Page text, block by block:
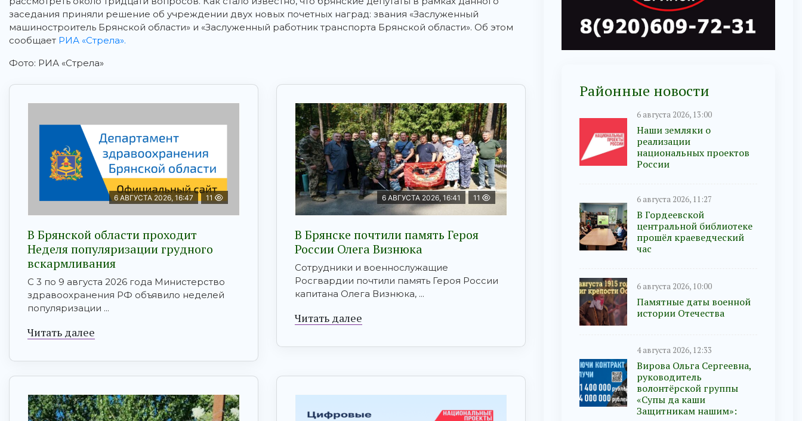
заседания приняли решение об учреждении двух новых почетных наград: звания «Заслуженный
машиностроитель Брянской области» и «Заслуженный работник транспорта Брянской области». Об этом
сообщает РИА «Стрела».
Фото: РИА «Стрела»
6 АВГУСТА 2026, 16:47 11
В Брянской области проходит
Неделя популяризации грудного
вскармливания
С 3 по 9 августа 2026 года Министерство
здравоохранения РФ объявило неделей
популяризации ...
Читать далее
6 АВГУСТА 2026, 16:41 11
В Брянске почтили память Героя
России Олега Визнюка
Сотрудники и военнослужащие
Росгвардии почтили память Героя России
капитана Олега Визнюка, ...
Читать далее
Районные новости
6 августа 2026, 13:00
Наши земляки о
реализации
национальных проектов
России
6 августа 2026, 11:27
В Гордеевской
центральной библиотеке
прошёл краеведческий
час
6 августа 2026, 10:00
Памятные даты военной
истории Отечества
4 августа 2026, 12:33
Вирова Ольга Сергеевна,
руководитель
волонтёрской группы
«Супы да каши
Защитникам нашим»: